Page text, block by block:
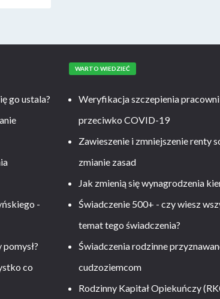
go ustala?
-
co
WARTO WIEDZIEĆ
Weryfikacja szczepienia
przeciwko COVID-19
Zawieszenie i zmniejszenie renty
zmianie zasad
Jak zmienią się wynagrodzenia
Świadczenie 500+ - czy wiesz
temat tego świadczenia?
Świadczenia rodzinne
cudzoziemcom
Rodzinny Kapitał Opiekuńczy